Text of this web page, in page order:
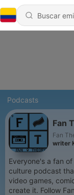
Podcasts
Fan
Fan
writer
Everyone's a fan
culture podcast
video games,
create it. Follow